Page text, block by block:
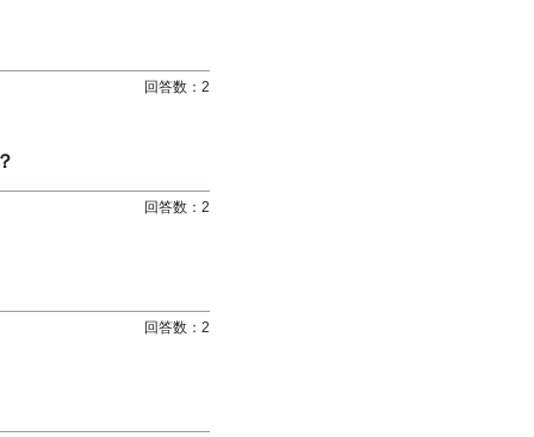
回答数： 2
回答数： 2
回答数： 2